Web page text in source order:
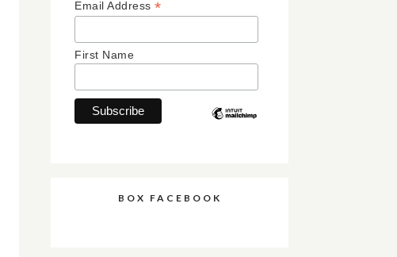
Email Address *
First Name
BOX FACEBOOK